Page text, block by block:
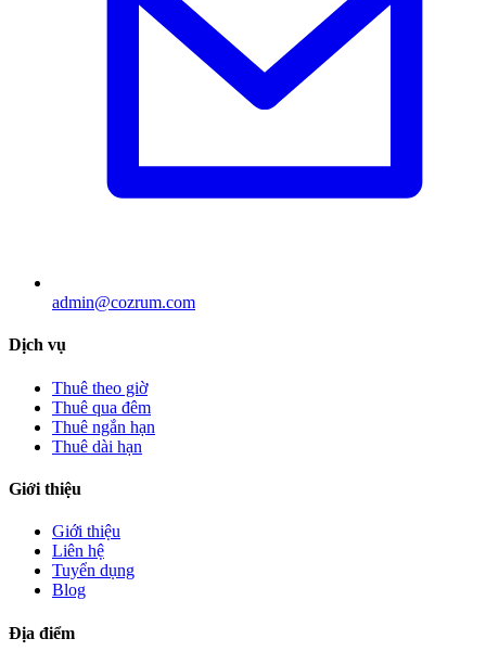
admin@cozrum.com
Dịch vụ
Thuê theo giờ
Thuê qua đêm
Thuê ngắn hạn
Thuê dài hạn
Giới thiệu
Giới thiệu
Liên hệ
Tuyển dụng
Blog
Địa điểm